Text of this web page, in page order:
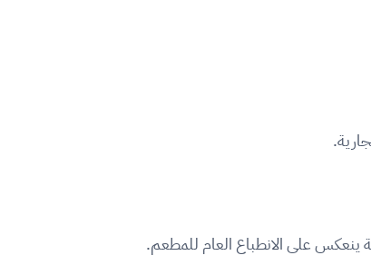
ينعكس على الانطباع العام للمطعم.